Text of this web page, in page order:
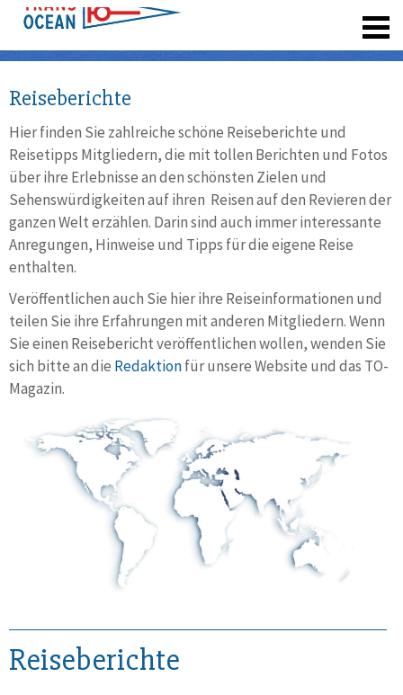
Reiseberichte
Hier finden Sie zahlreiche schöne Reiseberichte und
Reisetipps Mitgliedern, die mit tollen Berichten und Fotos
über ihre Erlebnisse an den schönsten Zielen und
Sehenswürdigkeiten auf ihren Reisen auf den Revieren der
ganzen Welt erzählen. Darin sind auch immer interessante
Anregungen, Hinweise und Tipps für die eigene Reise
enthalten.
Veröffentlichen auch Sie hier ihre Reiseinformationen und
teilen Sie ihre Erfahrungen mit anderen Mitgliedern. Wenn
Sie einen Reisebericht veröffentlichen wollen, wenden Sie
sich bitte an die Redaktionfür unsere Website und das TO-
Magazin.
Reiseberichte